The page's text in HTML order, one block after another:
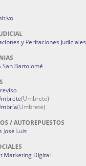
y Peritaciones Judiciales
San Bartolomé
(Umbrete)
(Umbrete)
/ AUTOREPUESTOS
José Luis
Marketing Digital